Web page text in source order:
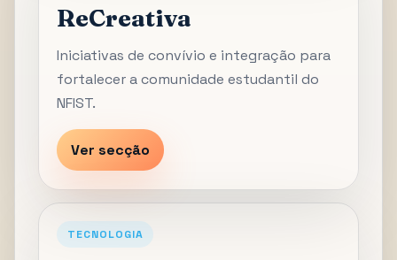
ReCreativa
Iniciativas de convívio e integração para
fortalecer a comunidade estudantil do
NFIST.
Ver secção
TECNOLOGIA